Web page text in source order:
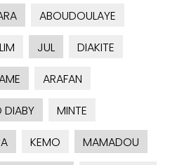
ABOUDOULAYE
JUL
DIAKITE
ARAFAN
DIABY
MINTE
KEMO
MAMADOU